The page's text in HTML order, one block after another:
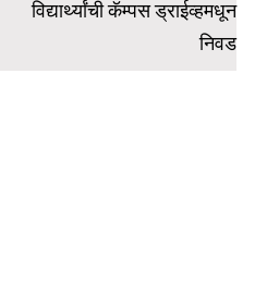
विद्यार्थ्यांची कॅम्पस ड्राईव्हमधून
निवड